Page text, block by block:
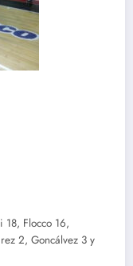
18, Flocco 16,
2, Goncálvez 3 y